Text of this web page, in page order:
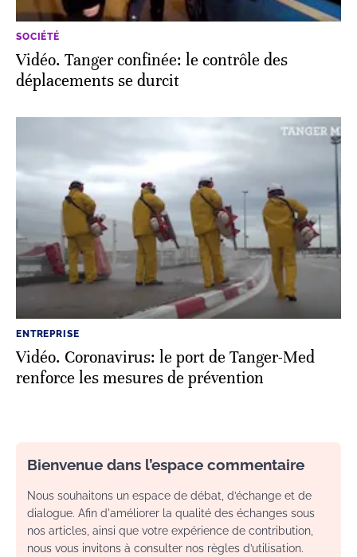
SOCIÉTÉ
Vidéo. Tanger confinée: le contrôle des
déplacements se durcit
ENTREPRISE
Vidéo. Coronavirus: le port de Tanger-Med
renforce les mesures de prévention
Bienvenue dans l’espace commentaire
Nous souhaitons un espace de débat, d’échange et de
dialogue. Afin d'améliorer la qualité des échanges sous
nos articles, ainsi que votre expérience de contribution,
nous vous invitons à consulter nos règles d’utilisation.